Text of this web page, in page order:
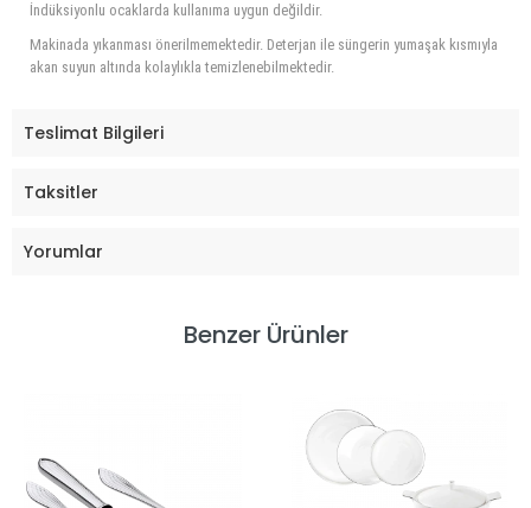
İndüksiyonlu ocaklarda kullanıma uygun değildir.
Makinada yıkanması önerilmemektedir. Deterjan ile süngerin yumaşak kısmıyla
akan suyun altında kolaylıkla temizlenebilmektedir.
Teslimat Bilgileri
Taksitler
Yorumlar
Benzer Ürünler